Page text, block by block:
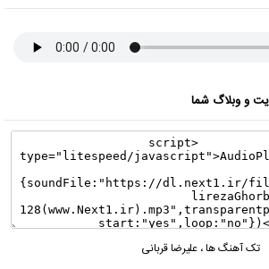
و وبلاگ شما
تک آهنگ ها،علیرضا قربانی